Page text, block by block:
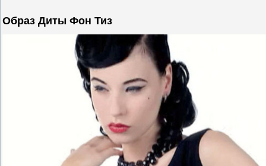
Образ Диты Фон Тиз